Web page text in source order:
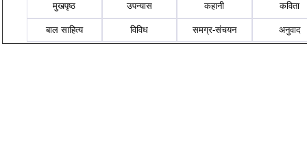
मुखपृष्ठ उपन्यास कहानी कविता
बाल साहित्य विविध समग्र-संचयन अनुवाद